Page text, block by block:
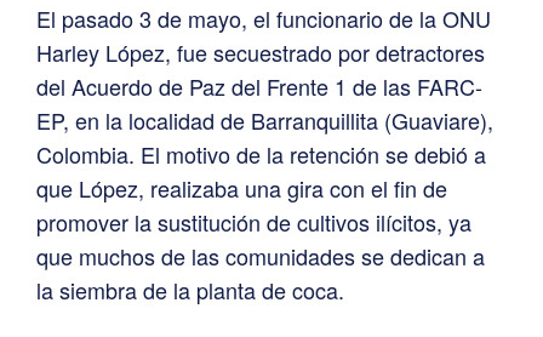
El pasado 3 de mayo, el funcionario de la ONU
Harley López, fue secuestrado por detractores
del Acuerdo de Paz del Frente 1 de las FARC-
EP, en la localidad de Barranquillita (Guaviare),
Colombia. El motivo de la retención se debió a
que López, realizaba una gira con el fin de
promover la sustitución de cultivos ilícitos, ya
que muchos de las comunidades se dedican a
la siembra de la planta de coca.